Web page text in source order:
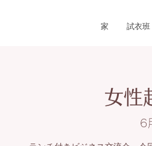
家 試衣班
女性
6